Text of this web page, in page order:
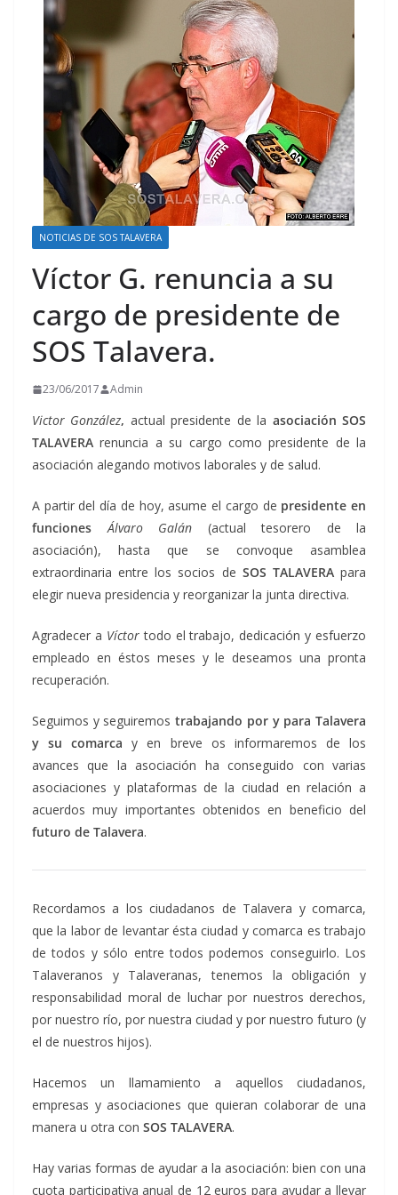
NOTICIAS DE SOS TALAVERA
Víctor G. renuncia a su
cargo de presidente de
SOS Talavera.
23/06/2017 Admin
Victor González, actual presidente de la asociación SOS
TALAVERArenuncia a su cargo como presidente de la
asociación alegando motivos laborales y de salud.
A partir del día de hoy, asume el cargo de presidente en
funciones
Álvaro Galán (actual tesorero de la
asociación), hasta que se convoque asamblea
extraordinaria entre los socios de SOS TALAVERApara
elegir nueva presidencia y reorganizar la junta directiva.
Agradecer a Víctortodo el trabajo, dedicación y esfuerzo
empleado en éstos meses y le deseamos una pronta
recuperación.
Seguimos y seguiremos trabajando por y para Talavera
y su comarca y en breve os informaremos de los
avances que la asociación ha conseguido con varias
asociaciones y plataformas de la ciudad en relación a
acuerdos muy importantes obtenidos en beneficio del
futuro de Talavera.
Recordamos a los ciudadanos de Talavera y comarca,
que la labor de levantar ésta ciudad y comarca es trabajo
de todos y sólo entre todos podemos conseguirlo. Los
Talaveranos y Talaveranas, tenemos la obligación y
responsabilidad moral de luchar por nuestros derechos,
por nuestro río, por nuestra ciudad y por nuestro futuro (y
el de nuestros hijos).
Hacemos un llamamiento a aquellos ciudadanos,
empresas y asociaciones que quieran colaborar de una
manera u otra con SOS TALAVERA.
Hay varias formas de ayudar a la asociación: bien con una
cuota participativa anual de 12 euros para ayudar a llevar